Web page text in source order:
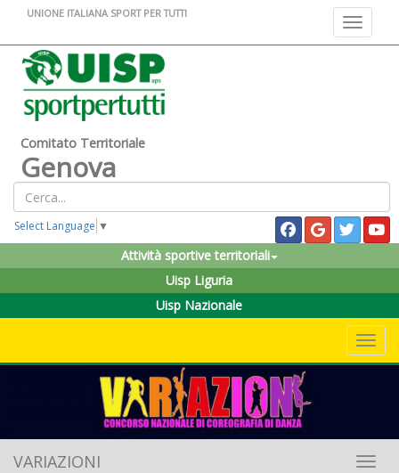
Toggle
UNIONE ITALIANA SPORT PER TUTTI
Comitato Territoriale
Genova
Select Language ▼
Attività sportive territoriali
Uisp Liguria
Uisp Nazionale
VARIAZIONI